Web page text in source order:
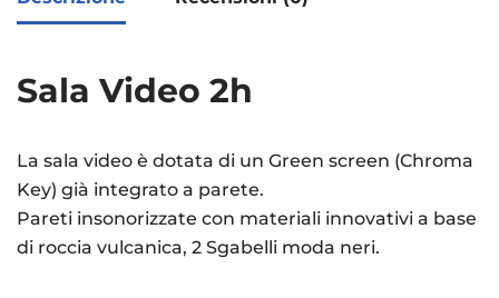
Sala Video 2h
La sala video è dotata di un Green screen (Chroma
Key) già integrato a parete.
Pareti insonorizzate con materiali innovativi a base
di roccia vulcanica, 2 Sgabelli moda neri.